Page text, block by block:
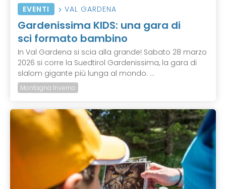
EVENTI VAL GARDENA
Gardenissima KIDS: una gara di
sci formato bambino
In Val Gardena si scia alla grande! Sabato 28 marzo
2026 si corre la Suedtirol Gardenissima, la gara di
slalom gigante più lunga al mondo. ...
Montagna Inverno